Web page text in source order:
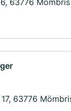
63776 Mömbris
63776